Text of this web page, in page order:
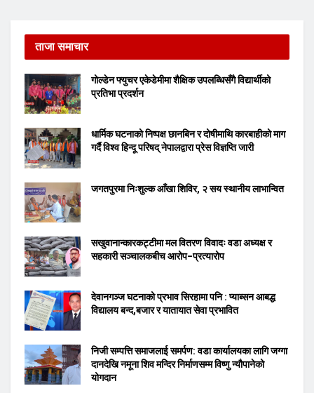
ताजा समाचार
गोल्डेन फ्युचर एकेडेमीमा शैक्षिक उपलब्धिसँगै विद्यार्थीको
प्रतिभा प्रदर्शन
धार्मिक घटनाको निष्पक्ष छानबिन र दोषीमाथि कारबाहीको माग
गर्दै विश्व हिन्दू परिषद् नेपालद्वारा प्रेस विज्ञप्ति जारी
जगतपुरमा निःशुल्क आँखा शिविर, २ सय स्थानीय लाभान्वित
सखुवानान्कारकट्टीमा मल वितरण विवादः वडा अध्यक्ष र
सहकारी सञ्चालकबीच आरोप–प्रत्यारोप
देवानगञ्ज घटनाको प्रभाव सिरहामा पनि : प्याब्सन आबद्ध
विद्यालय बन्द,बजार र यातायात सेवा प्रभावित
निजी सम्पत्ति समाजलाई समर्पण: वडा कार्यालयका लागि जग्गा
दानदेखि नमूना शिव मन्दिर निर्माणसम्म विष्णु न्यौपानेको
योगदान